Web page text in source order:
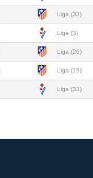
Liga (33)
Liga (3)
Liga (20)
Liga (19)
Liga (33)